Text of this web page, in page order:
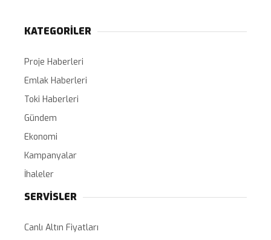
KATEGORİLER
Proje Haberleri
Emlak Haberleri
Toki Haberleri
Gündem
Ekonomi
Kampanyalar
İhaleler
SERVİSLER
Canlı Altın Fiyatları